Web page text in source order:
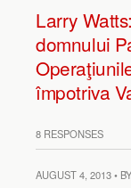
Larry
domnului
împotriva
8 RESPONSES
AUGUST 4, 2013 •